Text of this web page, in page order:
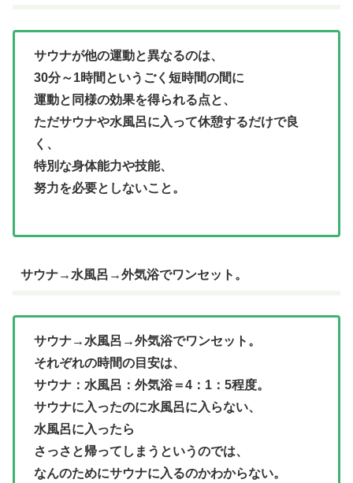
サウナが他の運動と異なるのは、
30分～1時間というごく短時間の間に
運動と同様の効果を得られる点と、
ただサウナや水風呂に入って休憩するだけで良
く、
特別な身体能力や技能、
努力を必要としないこと。
サウナ→水風呂→外気浴でワンセット。
サウナ→水風呂→外気浴でワンセット。
それぞれの時間の目安は、
サウナ：水風呂：外気浴＝4：1：5程度。
サウナに入ったのに水風呂に入らない、
水風呂に入ったら
さっさと帰ってしまうというのでは、
なんのためにサウナに入るのかわからない。